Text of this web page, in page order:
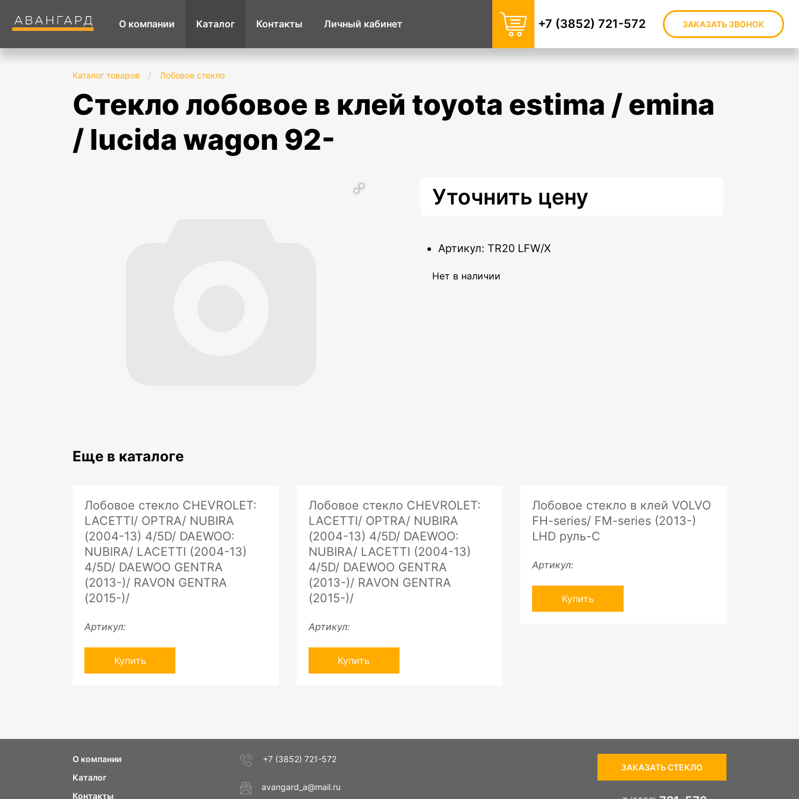
О компании Каталог Контакты Личный кабинет +7 (3852) 721-572 ЗАКАЗАТЬ ЗВОНОК
Каталог товаров / Лобовое стекло
стекло лобовое в клей toyota estima / emina
/ lucida wagon 92-
Уточнить цену
Артикул: TR20 LFW/X
Нет в наличии
Еще в каталоге
Лобовое стекло CHEVROLET:
LACETTI/ OPTRA/ NUBIRA
(2004-13) 4/5D/ DAEWOO:
NUBIRA/ LACETTI (2004-13)
4/5D/ DAEWOO GENTRA
(2013-)/ RAVON GENTRA
(2015-)/
Артикул:
Купить
Лобовое стекло CHEVROLET:
LACETTI/ OPTRA/ NUBIRA
(2004-13) 4/5D/ DAEWOO:
NUBIRA/ LACETTI (2004-13)
4/5D/ DAEWOO GENTRA
(2013-)/ RAVON GENTRA
(2015-)/
Артикул:
Купить
Лобовое стекло в клей VOLVO
FH-series/ FM-series (2013-)
LHD руль-С
Артикул:
Купить
О компании
Каталог
Контакты
+7 (3852) 721-572
avangard_a@mail.ru
ЗАКАЗАТЬ СТЕКЛО